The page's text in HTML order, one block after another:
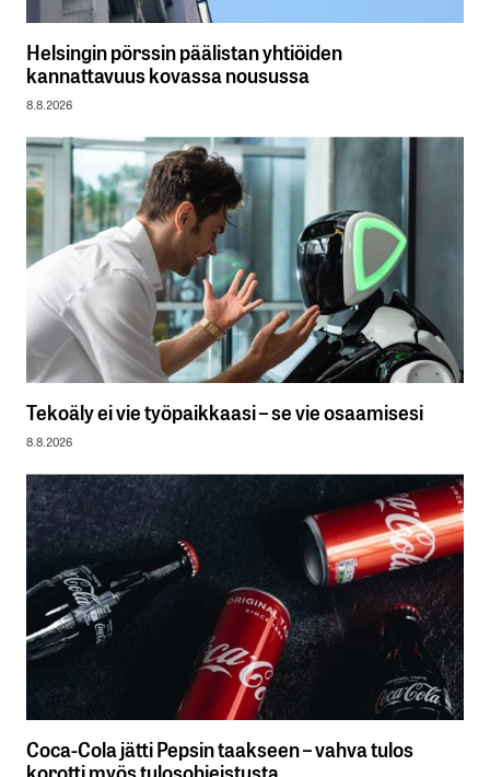
Helsingin pörssin päälistan yhtiöiden
kannattavuus kovassa nousussa
8.8.2026
Tekoäly ei vie työpaikkaasi – se vie osaamisesi
8.8.2026
Coca-Cola jätti Pepsin taakseen – vahva tulos